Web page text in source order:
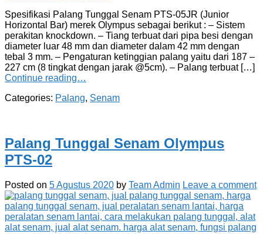
Spesifikasi Palang Tunggal Senam PTS-05JR (Junior
Horizontal Bar) merek Olympus sebagai berikut : – Sistem
perakitan knockdown. – Tiang terbuat dari pipa besi dengan
diameter luar 48 mm dan diameter dalam 42 mm dengan
tebal 3 mm. – Pengaturan ketinggian palang yaitu dari 187 –
227 cm (8 tingkat dengan jarak @5cm). – Palang terbuat […]
Continue reading…
Categories: Palang, Senam
Palang Tunggal Senam Olympus
PTS-02
Posted on 5 Agustus 2020 by Team Admin Leave a comment